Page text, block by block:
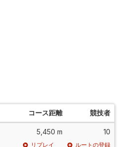
コース距離 競技者
5,450 m 10
リプレイ ルートの登録